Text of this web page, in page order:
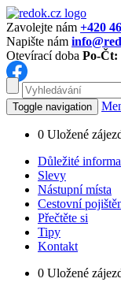
Zavolejte nám +420
Napište nám
Otevírací doba Po-Čt:
Toggle navigation
0 Uložené
Důležité
Slevy
Nástupní místa
Cestovní
Přečtěte si
Tipy
Kontakt
0 Uložené